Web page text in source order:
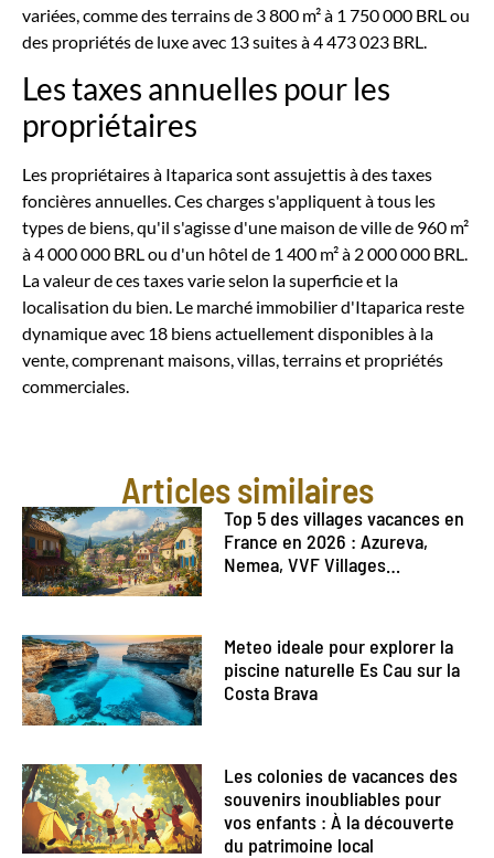
variées, comme des terrains de 3 800 m² à 1 750 000 BRL ou
des propriétés de luxe avec 13 suites à 4 473 023 BRL.
Les taxes annuelles pour les
propriétaires
Les propriétaires à Itaparica sont assujettis à des taxes
foncières annuelles. Ces charges s'appliquent à tous les
types de biens, qu'il s'agisse d'une maison de ville de 960 m²
à 4 000 000 BRL ou d'un hôtel de 1 400 m² à 2 000 000 BRL.
La valeur de ces taxes varie selon la superficie et la
localisation du bien. Le marché immobilier d'Itaparica reste
dynamique avec 18 biens actuellement disponibles à la
vente, comprenant maisons, villas, terrains et propriétés
commerciales.
Articles similaires
Top 5 des villages vacances en
France en 2026 : Azureva,
Nemea, VVF Villages…
Meteo ideale pour explorer la
piscine naturelle Es Cau sur la
Costa Brava
Les colonies de vacances des
souvenirs inoubliables pour
vos enfants : À la découverte
du patrimoine local